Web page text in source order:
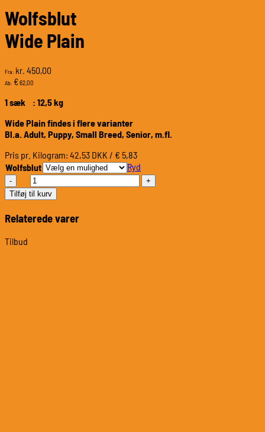
Wolfsblut
Wide Plain
Fra: kr. 450,00
Ab: €62,00
1 sæk : 12,5 kg
Wide Plain findes i flere varianter
Bl.a. Adult, Puppy, Small Breed, Senior, m.fl.
Pris pr. Kilogram: 42,53 DKK / € 5,83
Wolfsblut
Ryd
Wolfsblut
Wide
Plain
antal
Tilføj til kurv
Relaterede varer
Tilbud